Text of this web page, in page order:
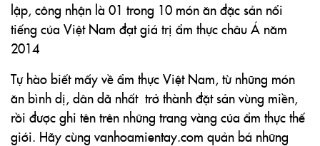
lập, công nhận là 01 trong 10 món ăn đặc sản nổi
tiếng của Việt Nam đạt giá trị ẩm thực châu Á năm
2014
Tự hào biết mấy về ẩm thực Việt Nam, từ những món
ăn bình dị, dân dã nhất trở thành đặt sản vùng miền,
rồi được ghi tên trên những trang vàng của ẩm thực thế
giới. Hãy cùng vanhoamientay.com quản bá những